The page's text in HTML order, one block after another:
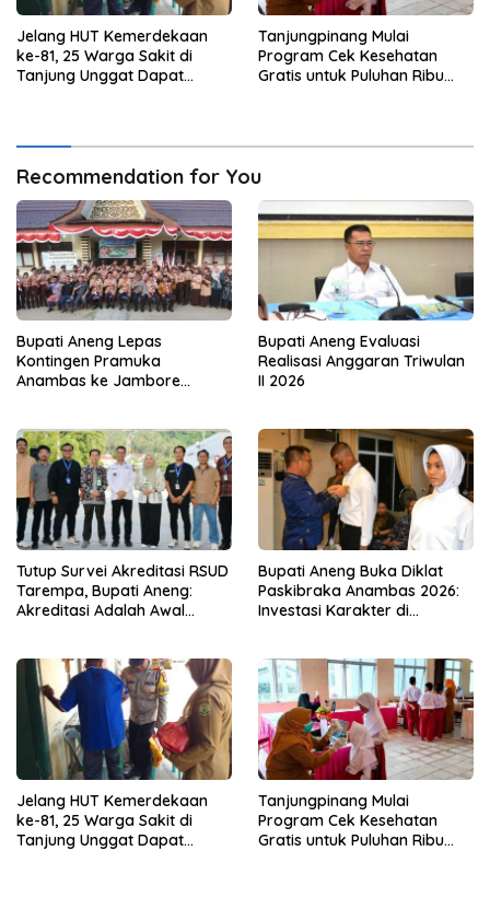
Jelang HUT Kemerdekaan
ke-81, 25 Warga Sakit di
Tanjung Unggat Dapat
Tanjungpinang Mulai
Program Cek Kesehatan
Gratis untuk Puluhan Ribu
Recommendation for You
Bupati Aneng Lepas
Kontingen Pramuka
Anambas ke Jambore
Bupati Aneng Evaluasi
Realisasi Anggaran Triwulan
II 2026
Tutup Survei Akreditasi RSUD
Tarempa, Bupati Aneng:
Akreditasi Adalah Awal
Bupati Aneng Buka Diklat
Paskibraka Anambas 2026:
Investasi Karakter di
Jelang HUT Kemerdekaan
ke-81, 25 Warga Sakit di
Tanjung Unggat Dapat
Tanjungpinang Mulai
Program Cek Kesehatan
Gratis untuk Puluhan Ribu